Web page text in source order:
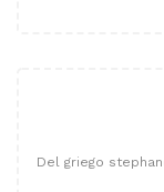
Del griego